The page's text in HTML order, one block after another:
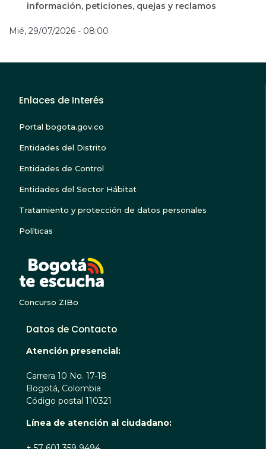
información, peticiones, quejas y reclamos
Mié, 29/07/2026 - 08:00
Enlaces de Interés
Portal bogota.gov.co
Entidades del Distrito
Entidades de Control
Entidades del Sector Hábitat
Tratamiento y protección de datos personales
Políticas
Concurso ZIBo
Datos de Contacto
Atención presencial:
Carrera 10 No. 17-18
Bogotá, Colombia
Código postal 110321
Línea de atención al ciudadano: